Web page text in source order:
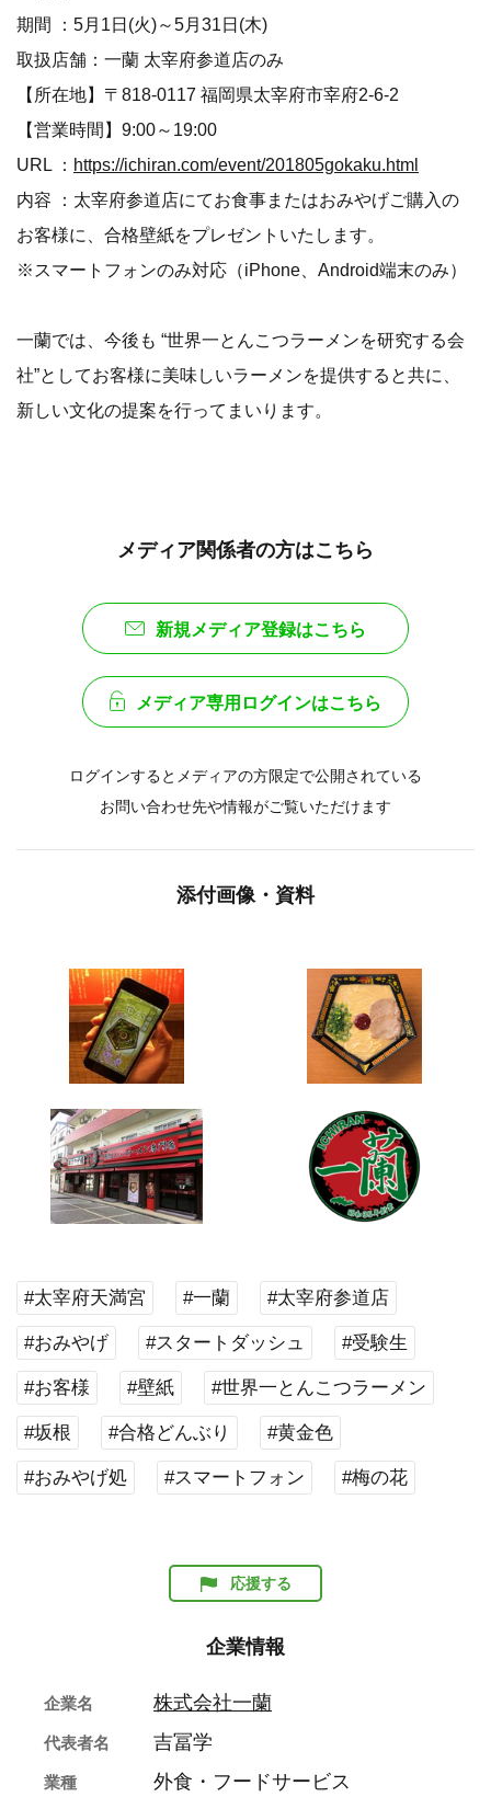
期間 ：5月1日(火)～5月31日(木)
取扱店舗：一蘭 太宰府参道店のみ
【所在地】〒818-0117 福岡県太宰府市宰府2-6-2
【営業時間】9:00～19:00
URL ： https://ichiran.com/event/201805gokaku.html
内容 ：太宰府参道店にてお食事またはおみやげご購入の
お客様に、合格壁紙をプレゼントいたします。
※スマートフォンのみ対応（iPhone、Android端末のみ）
一蘭では、今後も “世界一とんこつラーメンを研究する会
社”としてお客様に美味しいラーメンを提供すると共に、
新しい文化の提案を行ってまいります。
メディア関係者の方はこちら
新規メディア登録はこちら
メディア専用ログインはこちら
ログインするとメディアの方限定で公開されている
お問い合わせ先や情報がご覧いただけます
添付画像・資料
#太宰府天満宮 #一蘭 #太宰府参道店
#おみやげ #スタートダッシュ #受験生
#お客様 #壁紙 #世界一とんこつラーメン
#坂根 #合格どんぶり #黄金色
#おみやげ処 #スマートフォン #梅の花
応援する
企業情報
企業名 株式会社一蘭
代表者名 吉冨学
業種 外食・フードサービス